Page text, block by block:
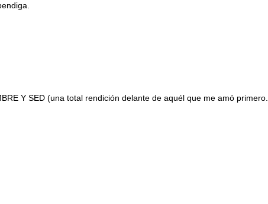
Y SED (una total rendición delante de aquél que me amó primero.